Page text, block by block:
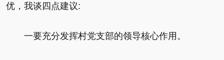
优，我谈四点建议:
一要充分发挥村党支部的领导核心作用。